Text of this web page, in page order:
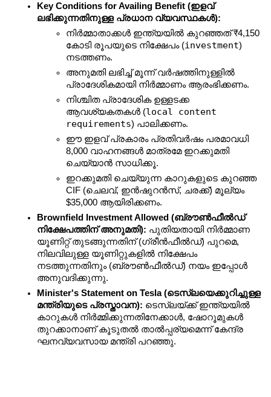
Key Conditions for Availing Benefit (ഇളവ്
ലഭിക്കുന്നതിനുള്ള പ്രധാന വ്യവസ്ഥകൾ):
നിർമ്മാതാക്കൾ ഇന്ത്യയിൽ കുറഞ്ഞത് ₹4,150
കോടി രൂപയുടെ നിക്ഷേപം (investment)
നടത്തണം.
അനുമതി ലഭിച്ച് മൂന്ന് വർഷത്തിനുള്ളിൽ
പ്രാദേശികമായി നിർമ്മാണം ആരംഭിക്കണം.
നിശ്ചിത പ്രാദേശിക ഉള്ളടക്ക
ആവശ്യകതകൾ (local content
requirements) പാലിക്കണം.
ഈ ഇളവ് പ്രകാരം പ്രതിവർഷം പരമാവധി
8,000 വാഹനങ്ങൾ മാത്രമേ ഇറക്കുമതി
ചെയ്യാൻ സാധിക്കൂ.
ഇറക്കുമതി ചെയ്യുന്ന കാറുകളുടെ കുറഞ്ഞ
CIF (ചെലവ്, ഇൻഷുറൻസ്, ചരക്ക്) മൂല്യം
$35,000 ആയിരിക്കണം.
Brownfield Investment Allowed (ബ്രൗൺഫീൽഡ്
നിക്ഷേപത്തിന് അനുമതി): പുതിയതായി നിർമ്മാണ
യൂണിറ്റ് തുടങ്ങുന്നതിന് (ഗ്രീൻഫീൽഡ്) പുറമെ,
നിലവിലുള്ള യൂണിറ്റുകളിൽ നിക്ഷേപം
നടത്തുന്നതിനും (ബ്രൗൺഫീൽഡ്) നയം ഇപ്പോൾ
അനുവദിക്കുന്നു.
Minister's Statement on Tesla (ടെസ്‌ലയെക്കുറിച്ചുള്ള
മന്ത്രിയുടെ പ്രസ്താവന): ടെസ്‌ലയ്ക്ക് ഇന്ത്യയിൽ
കാറുകൾ നിർമ്മിക്കുന്നതിനേക്കാൾ, ഷോറൂമുകൾ
തുറക്കാനാണ് കൂടുതൽ താൽപ്പര്യമെന്ന് കേന്ദ്ര
ഘനവ്യവസായ മന്ത്രി പറഞ്ഞു.